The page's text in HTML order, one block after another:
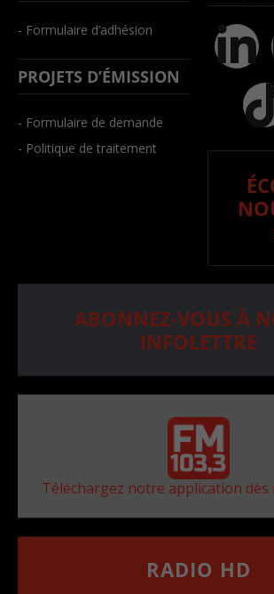
- Formulaire d’adhésion
PROJETS D’ÉMISSION
- Formulaire de demande
- Politique de traitement
ABONNEZ-VOUS À
INFOLETTRE
Téléchargez notre application dès
RADIO HD